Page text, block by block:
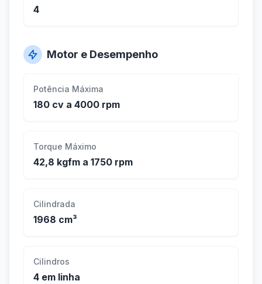
4
Motor e Desempenho
Potência Máxima
180 cv a 4000 rpm
Torque Máximo
42,8 kgfm a 1750 rpm
Cilindrada
1968 cm³
Cilindros
4 em linha